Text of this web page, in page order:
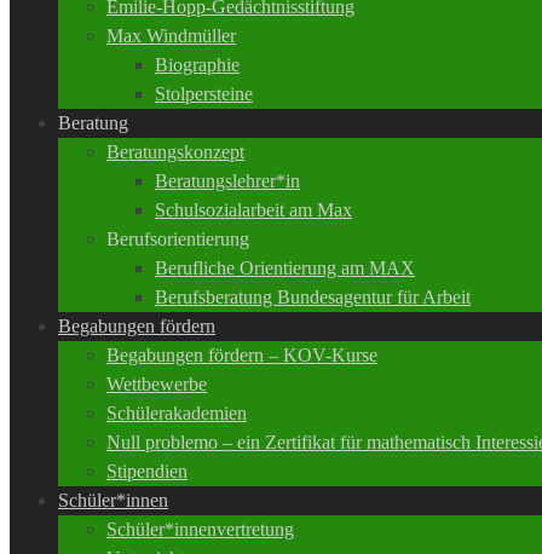
Emilie-Hopp-Gedächtnisstiftung
Max Windmüller
Biographie
Stolpersteine
Beratung
Beratungskonzept
Beratungslehrer*in
Schulsozialarbeit am Max
Berufsorientierung
Berufliche Orientierung am MAX
Berufsberatung Bundesagentur für Arbeit
Begabungen fördern
Begabungen fördern – KOV-Kurse
Wettbewerbe
Schülerakademien
Null problemo – ein Zertifikat für mathematisch
Stipendien
Schüler*innen
Schüler*innenvertretung